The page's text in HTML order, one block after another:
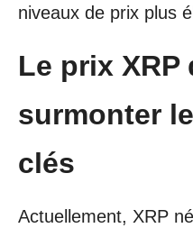
niveaux de prix plus
Le prix XRP
surmonter
clés
Actuellement, XRP